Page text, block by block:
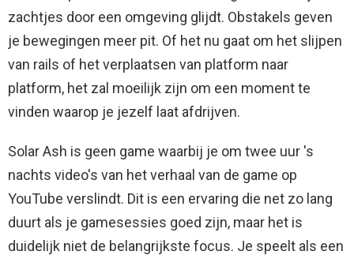
zachtjes door een omgeving glijdt. Obstakels geven
je bewegingen meer pit. Of het nu gaat om het slijpen
van rails of het verplaatsen van platform naar
platform, het zal moeilijk zijn om een ​​moment te
vinden waarop je jezelf laat afdrijven.
Solar Ash is geen game waarbij je om twee uur 's
nachts video's van het verhaal van de game op
YouTube verslindt. Dit is een ervaring die net zo lang
duurt als je gamesessies goed zijn, maar het is
duidelijk niet de belangrijkste focus. Je speelt als een